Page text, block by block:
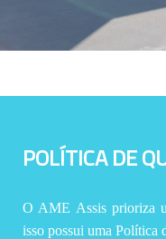
POLÍTICA DE
O AME Assis prioriza
isso possui uma Política